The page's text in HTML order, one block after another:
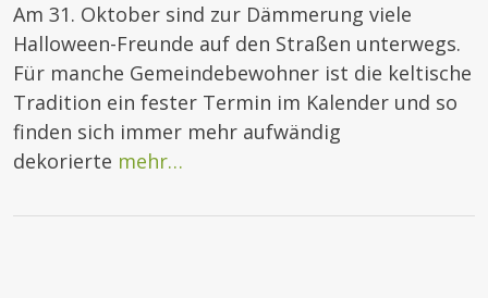
Am 31. Oktober sind zur Dämmerung viele
Halloween-Freunde auf den Straßen unterwegs.
Für manche Gemeindebewohner ist die keltische
Tradition ein fester Termin im Kalender und so
finden sich immer mehr aufwändig
dekorierte mehr…